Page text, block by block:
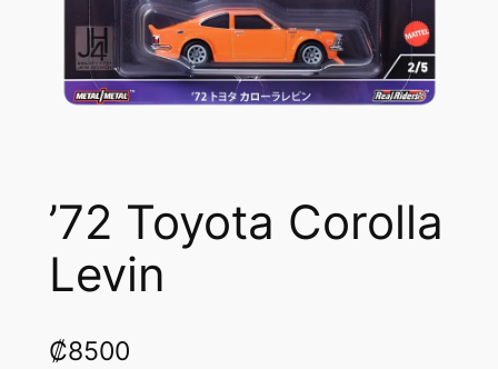
’72 Toyota Corolla
Levin
₡8500